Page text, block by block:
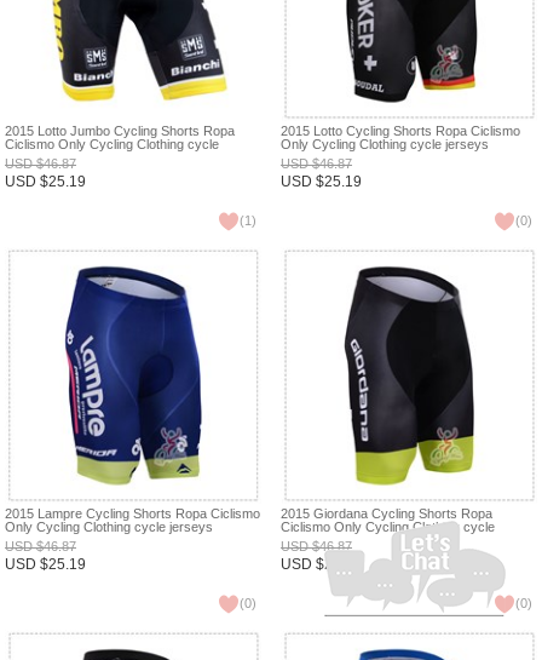
2015 Lotto Jumbo Cycling Shorts Ropa
Ciclismo Only Cycling Clothing cycle
jerseys Ciclismo bicicletas maillot ciclismo
XXS
USD$46.87
USD $25.19
(1)
2015 Lotto Cycling Shorts Ropa Ciclismo
Only Cycling Clothing cycle jerseys
Ciclismo bicicletas maillot ciclismo XXS
USD$46.87
USD $25.19
(0)
2015 Lampre Cycling Shorts Ropa Ciclismo
Only Cycling Clothing cycle jerseys
Ciclismo bicicletas maillot ciclismo XXS
USD$46.87
USD $25.19
(0)
2015 Giordana Cycling Shorts Ropa
Ciclismo Only Cycling Clothing cycle
jerseys Ciclismo bicicletas maillot ciclismo
XXS
USD$46.87
USD $25.19
(0)